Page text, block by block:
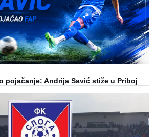
pojačanje: Andrija Savić stiže u Priboj